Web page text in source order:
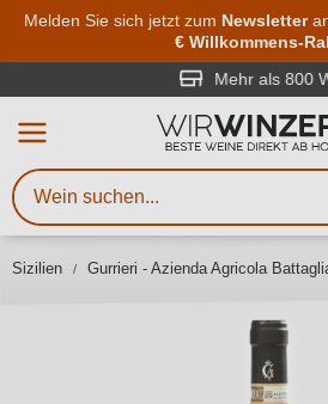
Zum
Melden Sie sich jetzt zum Newsletter
€ Willkommens-
Mehr als 800
Sizilien Gurrieri - Azienda Agricola
Weinsuche
Mindestens 3 Zeichen
Beschreiben Sie,
Sie suchen – ob nach
Region, Winzer oder